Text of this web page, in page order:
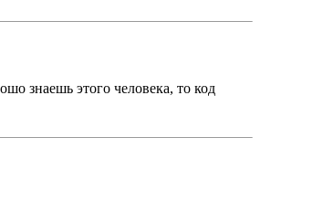
знаешь этого человека, то код